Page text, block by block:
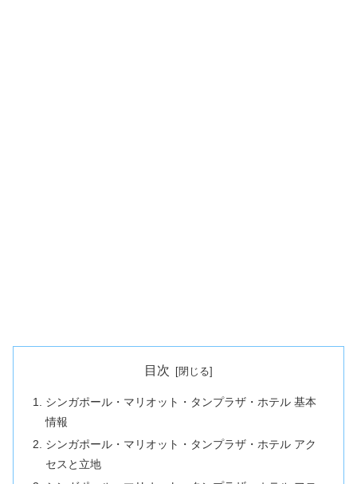
目次
シンガポール・マリオット・タンプラザ・ホテル 基本
情報
シンガポール・マリオット・タンプラザ・ホテル アク
セスと立地